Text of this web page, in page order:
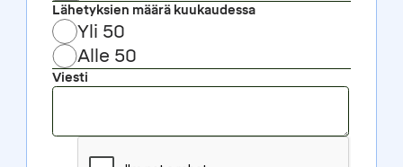
Lähetyksien määrä kuukaudessa
Yli 50
Alle 50
Viesti